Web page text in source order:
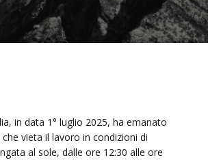
in data 1° luglio 2025, ha emanato
che vieta il lavoro in condizioni di
al sole, dalle ore 12:30 alle ore